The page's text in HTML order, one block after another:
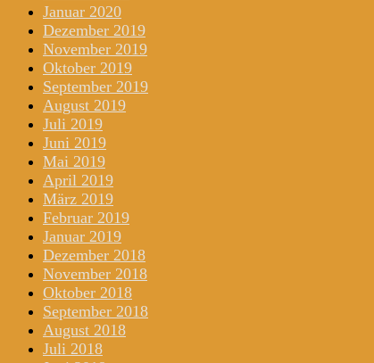
Januar 2020
Dezember 2019
November 2019
Oktober 2019
September 2019
August 2019
Juli 2019
Juni 2019
Mai 2019
April 2019
März 2019
Februar 2019
Januar 2019
Dezember 2018
November 2018
Oktober 2018
September 2018
August 2018
Juli 2018